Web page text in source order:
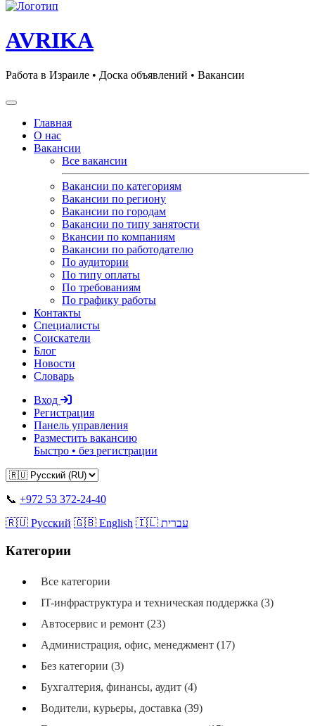
AVRIKA
Работа в Израиле • Доска объявлений • Вакансии
Главная
О нас
Вакансии
Все вакансии
Вакансии по категориям
Вакансии по региону
Вакансии по городам
Вакансии по типу занятости
Вкансии по компаниям
Вакансии по работодателю
По аудитории
По типу оплаты
По требованиям
По графику работы
Контакты
Специалисты
Соискатели
Блог
Новости
Словарь
Вход
Регистрация
Панель управления
Разместить вакансию
Быстро • без регистрации
📞 +972 53 372-24-40
🇷🇺 Русский 🇬🇧 English 🇮🇱 עברית
Категории
Все категории
IT-инфраструктура и техническая поддержка (3)
Автосервис и ремонт (23)
Администрация, офис, менеджмент (17)
Без категории (3)
Бухгалтерия, финансы, аудит (4)
Водители, курьеры, доставка (39)